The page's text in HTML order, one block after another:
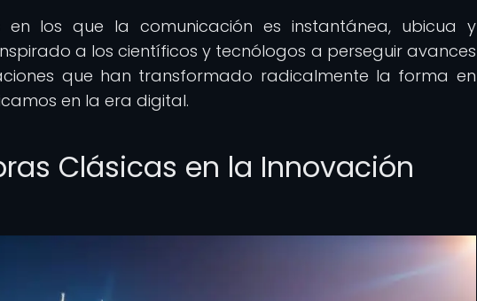
en los que la comunicación es instantánea, ubicua y
a los científicos y tecnólogos a perseguir avances
que han transformado radicalmente la forma en
en la era digital.
Clásicas en la Innovación